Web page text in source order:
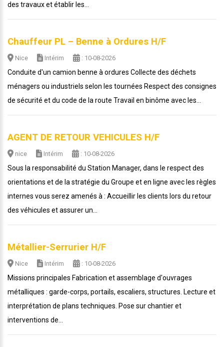
des travaux et établir les...
Chauffeur PL – Benne à Ordures H/F
Nice Intérim : 10-08-2026
Conduite d'un camion benne à ordures Collecte des déchets
ménagers ou industriels selon les tournées Respect des consignes
de sécurité et du code de la route Travail en binôme avec les...
AGENT DE RETOUR VEHICULES H/F
nice Intérim : 10-08-2026
Sous la responsabilité du Station Manager, dans le respect des
orientations et de la stratégie du Groupe et en ligne avec les règles
internes vous serez amenés à : Accueillir les clients lors du retour
des véhicules et assurer un...
Métallier-Serrurier H/F
Nice Intérim : 10-08-2026
Missions principales Fabrication et assemblage d'ouvrages
métalliques : garde-corps, portails, escaliers, structures. Lecture et
interprétation de plans techniques. Pose sur chantier et
interventions de...